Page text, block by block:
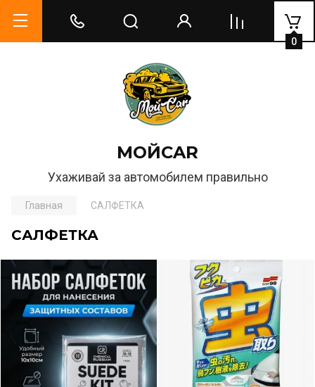
МОЙCAR
Ухаживай за автомобилем правильно
0
Главная САЛФЕТКА
САЛФЕТКА